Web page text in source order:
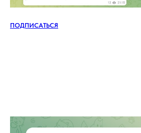
ПОДПИСАТЬСЯ